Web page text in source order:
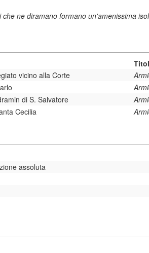
ne diramano formano un'amenissima
vicino alla Corte
di S. Salvatore
Cecilia
assoluta